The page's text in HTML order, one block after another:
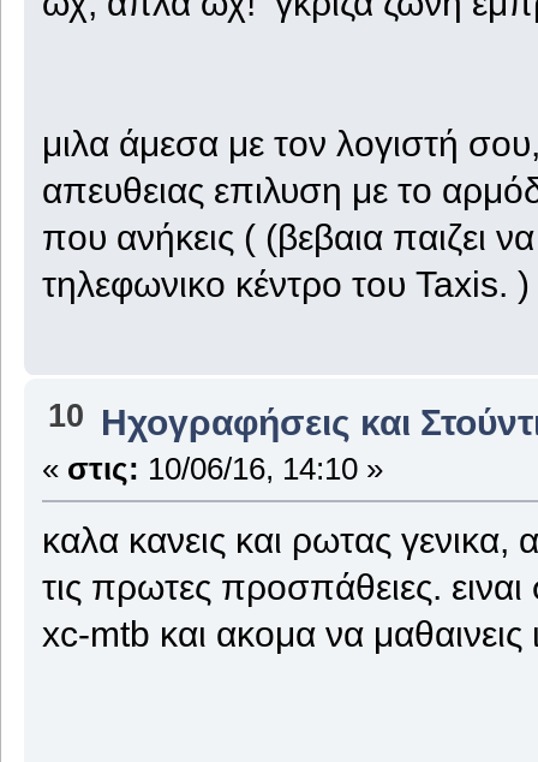
μιλα άμεσα με τον λογιστή
απευθειας επιλυση με το
που ανήκεις ( (βεβαια παιζει
τηλεφωνικο κέντρο του Taxis. )
10 Ηχογραφήσεις και
« στις: 10/06/16, 14:10 »
καλα κανεις και ρωτας
τις πρωτες προσπάθειες.
xc-mtb και ακομα να μαθαινεις